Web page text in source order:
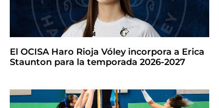
El OCISA Haro Rioja Vóley incorpora a Erica
Staunton para la temporada 2026-2027